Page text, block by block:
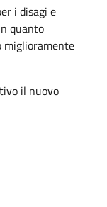
i disagi e
quanto
miglioramente
il nuovo